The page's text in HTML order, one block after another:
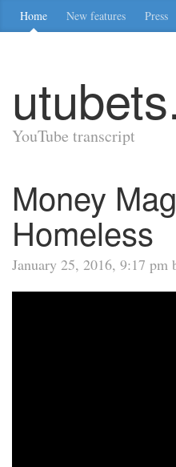
Home New features Press
YouTube transcript
Money
Homeless
January 25, 2016, 9:17 pm